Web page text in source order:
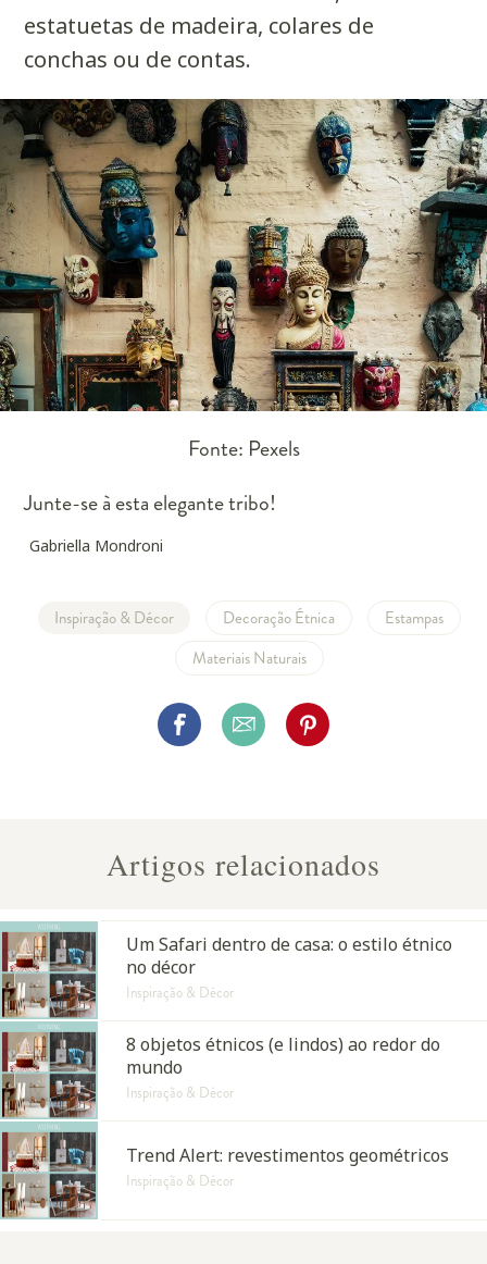
estatuetas de madeira, colares de
conchas ou de contas.
Fonte: Pexels
Junte-se à esta elegante tribo!
Gabriella Mondroni
Inspiração & Décor Decoração Étnica
Estampas
Materiais Naturais
Artigos relacionados
Um Safari dentro de casa: o estilo étnico
no décor
Inspiração & Décor
8 objetos étnicos (e lindos) ao redor do
mundo
Inspiração & Décor
Trend Alert: revestimentos geométricos
Inspiração & Décor